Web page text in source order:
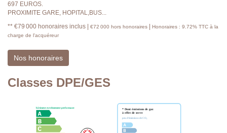
697 EUROS.
PROXIMITE GARE, HOPITAL,BUS...
** €79 000 honoraires inclus €72 000 hors honoraires
Honoraires : 9.72% TTC à la
charge de l'acquéreur
Nos honoraires
Classes DPE/GES